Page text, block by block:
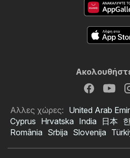
Αλλες χώρες: United Arab
Cyprus Hrvatska India 日本
România Srbija Slovenija